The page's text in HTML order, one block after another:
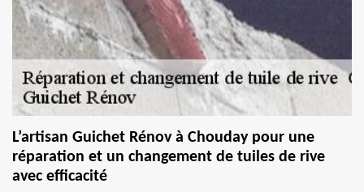
L’artisan Guichet Rénov à Chouday pour une
réparation et un changement de tuiles de rive
avec efficacité